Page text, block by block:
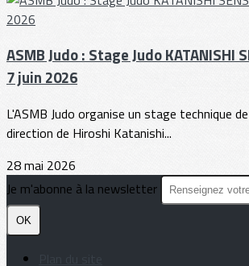
ASMB Judo : Stage Judo KATANISHI
7 juin 2026
L'ASMB Judo organise un stage technique
direction de Hiroshi Katanishi...
28 mai 2026
Je m'abonne à la newsletter
OK